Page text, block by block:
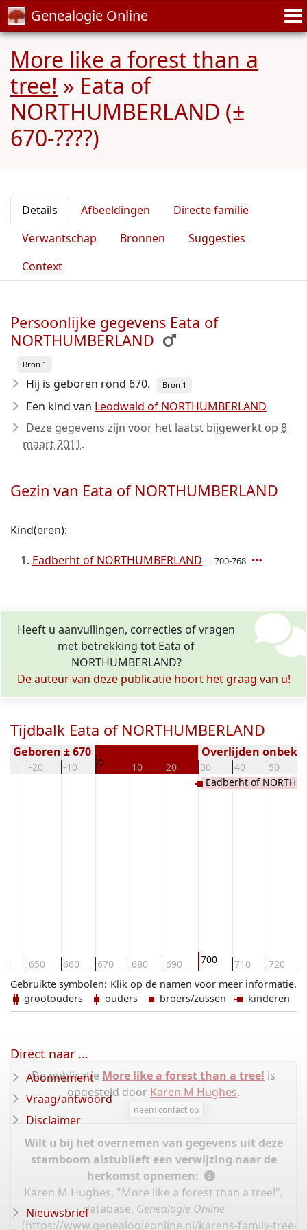
Genealogie Online
More like a forest than a
tree! » Eata of
NORTHUMBERLAND (±
670-????)
Details Afbeeldingen
Directe familie
Verwantschap
Bronnen
Suggesties
Context
Persoonlijke gegevens Eata of
NORTHUMBERLAND
Bron 1
Hij is geboren rond 670. Bron 1
Een kind van Leodwald of NORTHUMBERLAND
Deze gegevens zijn voor het laatst bijgewerkt op 8
maart 2011.
Gezin van Eata of NORTHUMBERLAND
Kind(eren):
Eadberht of NORTHUMBERLAND ± 700-768
Heeft u aanvullingen, correcties of vragen
met betrekking tot Eata of
NORTHUMBERLAND?
De auteur van deze publicatie hoort het graag van u!
Tijdbalk Eata of NORTHUMBERLAND
-20 -10 0 10 20 30 40 50
Geboren ± 670 Overlijden
650 660 670 680 690 700 710 720
Eadberht of
Klik op de namen voor meer informatie.
Gebruikte symbolen:
grootouders
ouders broers/zussen kinderen
De publicatie More like a forest than a tree! is
opgesteld door Karen M Hughes.
neem contact op
Wilt u bij het overnemen van gegevens uit deze
stamboom alstublieft een verwijzing naar de
herkomst opnemen:
Karen M Hughes, "More like a forest than a tree!",
database, Genealogie Online
(https://www.genealogieonline.nl/karens-family-tree/
Direct naar ...
Abonnement
Vraag/antwoord
Disclaimer
Nieuwsbrief